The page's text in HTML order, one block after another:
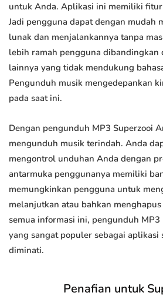
untuk Anda. Aplikasi ini memiliki
Jadi pengguna dapat dengan mudah
lunak dan menjalankannya tanpa
lebih ramah pengguna dibandingkan
lainnya yang tidak mendukung
Pengunduh musik mengedepankan
pada saat ini.
Dengan pengunduh MP3 Superzooi
mengunduh musik terindah. Anda
mengontrol unduhan Anda dengan
antarmuka penggunanya memiliki
memungkinkan pengguna untuk
melanjutkan atau bahkan
semua informasi ini, pengunduh MP3
yang sangat populer sebagai aplikasi
diminati.
Penafian untuk